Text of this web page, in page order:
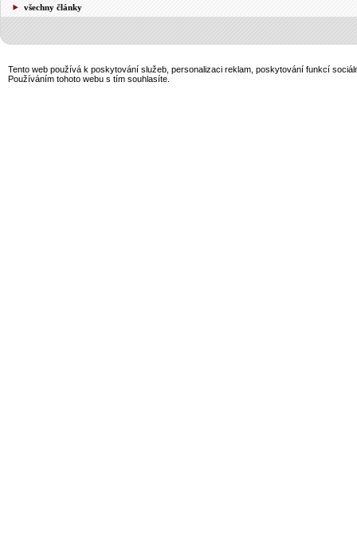
všechny články
Tento web používá k poskytování služeb, personalizaci reklam, poskytování funkcí
Používáním tohoto webu s tím souhlasíte.